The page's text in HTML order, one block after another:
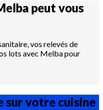
peut vous
vos relevés de
lots avec Melba pour
sur votre cuisine